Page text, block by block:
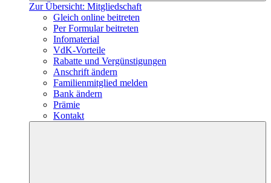
Zur Übersicht: Mitgliedschaft
Gleich online beitreten
Per Formular beitreten
Infomaterial
VdK-Vorteile
Rabatte und Vergünstigungen
Anschrift ändern
Familienmitglied melden
Bank ändern
Prämie
Kontakt